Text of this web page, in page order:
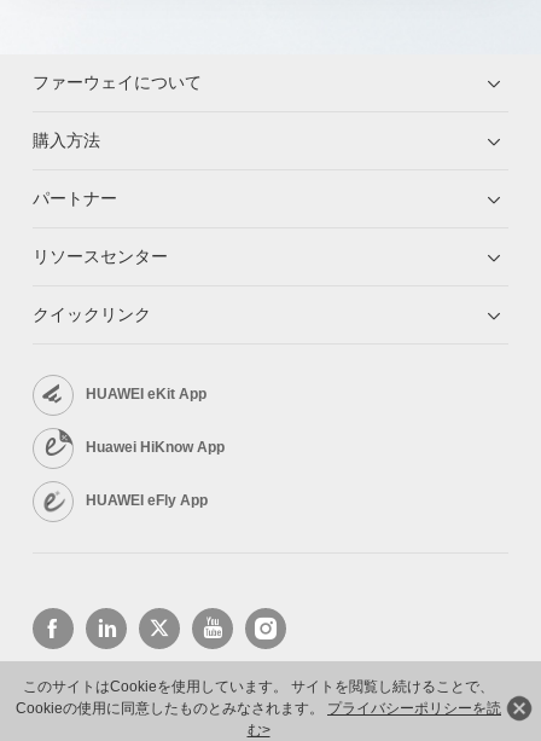
このサイトはCookieを使用しています。 サイトを閲覧し続けることで、
Cookieの使用に同意したものとみなされます。 プライバシーポリシーを読
む>
ファーウェイについて
購入方法
パートナー
リソースセンター
クイックリンク
HUAWEI eKit App
Huawei HiKnow App
HUAWEI eFly App
Copyright © 2026 Huawei Technologies Co., Ltd. All rights reserved.
プライバシーポリシー